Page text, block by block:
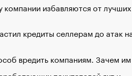
избавляются от лучших
кредиты селлерам до атак
вредить компаниям. Зачем